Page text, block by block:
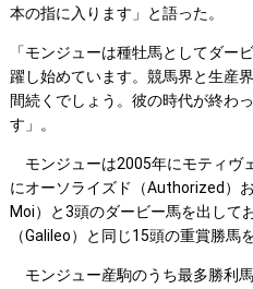
本の指に入ります」と語った。
「モンジューは種牡馬としてダー
躍し始めています。競馬界と生産
間続くでしょう。彼の時代が終わ
す」。
モンジューは2005年にモティヴ
にオーソライズド（Authorized）
Moi）と3頭のダービー馬を出して
（Galileo）と同じ15頭の重賞勝馬
モンジュー産駒のうち最多勝利